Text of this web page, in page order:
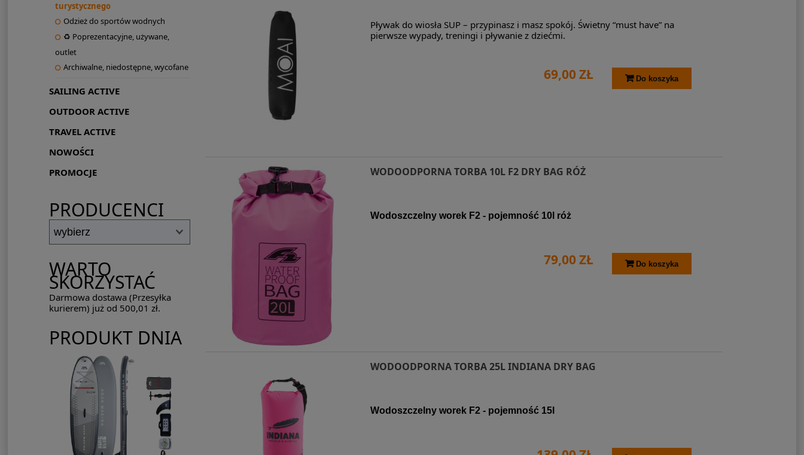
turystycznego
Odzież do sportów wodnych
♻ Poprezentacyjne, używane,
outlet
Archiwalne, niedostępne, wycofane
SAILING ACTIVE
OUTDOOR ACTIVE
TRAVEL ACTIVE
NOWOŚCI
PROMOCJE
PRODUCENCI
WARTO
SKORZYSTAĆ
Darmowa dostawa (Przesyłka
kurierem) już od 500,01 zł.
PRODUKT DNIA
Pływak do wiosła SUP – przypinasz i masz spokój. Świetny “must have” na
pierwsze wypady, treningi i pływanie z dziećmi.
69,00 ZŁ Do koszyka
WODOODPORNA TORBA 10L F2 DRY BAG RÓŻ
Wodoszczelny worek F2 - pojemność 10l róż
79,00 ZŁ Do koszyka
WODOODPORNA TORBA 25L INDIANA DRY BAG
Wodoszczelny worek F2 - pojemność 15l